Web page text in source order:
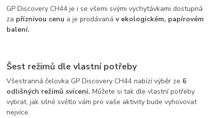
GP Discovery CH44 je i se všemi svými vychytávkami dostupná
za příznivou cenu a je prodávanáv ekologickém, papírovém
balení.
Šest režimů dle vlastní potřeby
Všestranná čelovka GP Discovery CH44 nabízí výběr ze 6
odlišných režimů svícení.Můžete si tak dle vlastní potřeby
vybrat, jak silné světlo vám pro vaše aktivity bude vyhovovat
nejvíce.